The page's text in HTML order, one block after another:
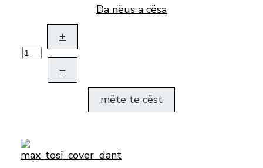
Da nëus a cësa
+
–
mëte te cëst